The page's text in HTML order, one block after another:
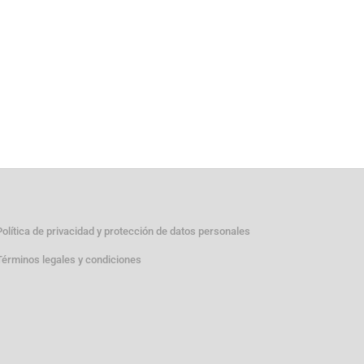
de privacidad y protección de datos personales
legales y condiciones